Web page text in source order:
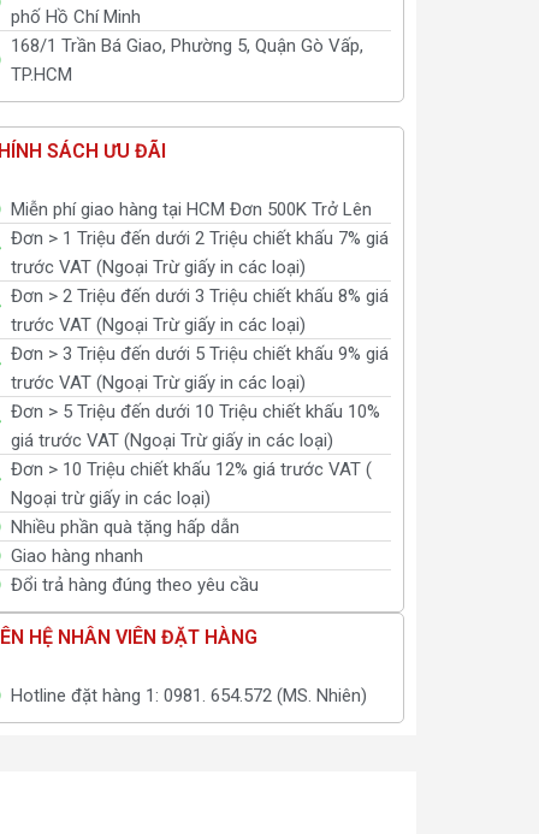
phố Hồ Chí Minh
168/1 Trần Bá Giao, Phường 5, Quận Gò Vấp,
TP.HCM
SÁCH ƯU ĐÃI
Miễn phí giao hàng tại HCM Đơn 500K Trở Lên
Đơn > 1 Triệu đến dưới 2 Triệu chiết khấu 7% giá
trước VAT (Ngoại Trừ giấy in các loại)
Đơn > 2 Triệu đến dưới 3 Triệu chiết khấu 8% giá
trước VAT (Ngoại Trừ giấy in các loại)
Đơn > 3 Triệu đến dưới 5 Triệu chiết khấu 9% giá
trước VAT (Ngoại Trừ giấy in các loại)
Đơn > 5 Triệu đến dưới 10 Triệu chiết khấu 10%
giá trước VAT (Ngoại Trừ giấy in các loại)
Đơn > 10 Triệu chiết khấu 12% giá trước VAT (
Ngoại trừ giấy in các loại)
Nhiều phần quà tặng hấp dẫn
Giao hàng nhanh
Đổi trả hàng đúng theo yêu cầu
HỆ NHÂN VIÊN ĐẶT HÀNG
Hotline đặt hàng 1: 0981. 654.572 (MS. Nhiên)